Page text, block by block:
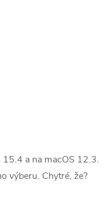
a na macOS 12.3.
výberu. Chytré, že?